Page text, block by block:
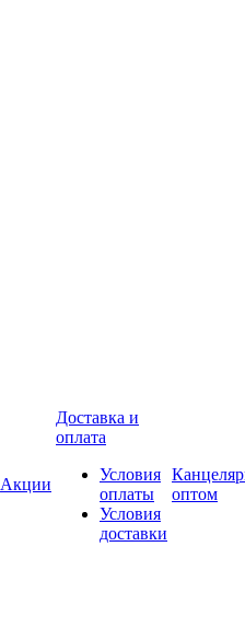
Акции
Доставка и
оплата
Условия
оплаты
Условия
доставки
оптом